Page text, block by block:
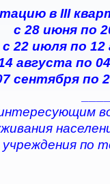
в III
с 28 июня по
с 22 июля по 12
августа по
сентября по
по